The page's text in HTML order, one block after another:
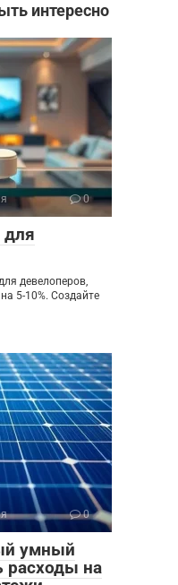
интересно
0
девелоперов,
5-10%. Создайте
0
умный
расходы на